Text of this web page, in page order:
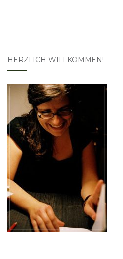
HERZLICH WILLKOMMEN!